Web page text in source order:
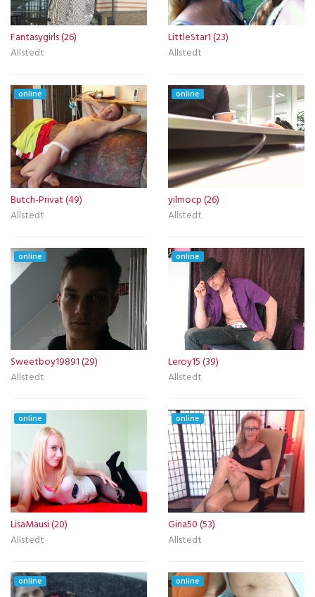
Fantasygirls (26)
Allstedt
LittleStar1 (23)
Allstedt
online
Butch-Privat (49)
Allstedt
online
yilmocp (26)
Allstedt
online
Sweetboy19891 (29)
Allstedt
online
Leroy15 (39)
Allstedt
online
LisaMausi (20)
Allstedt
online
Gina50 (53)
Allstedt
online online